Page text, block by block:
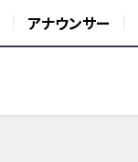
アナウンサー